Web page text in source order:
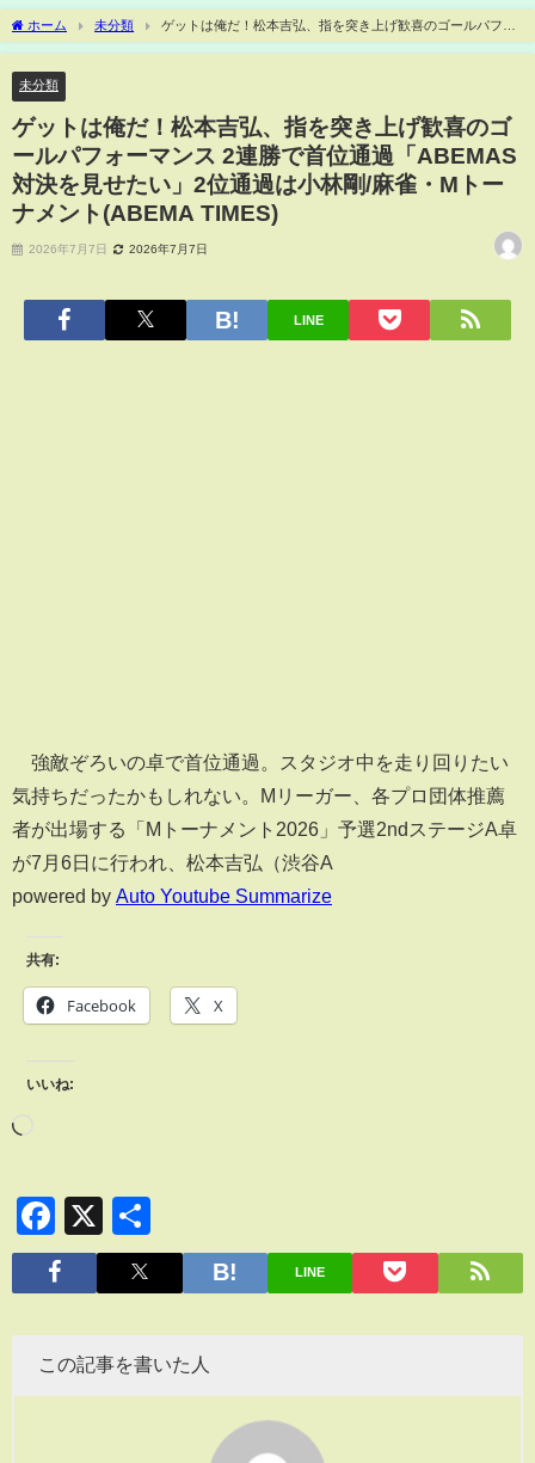
ホーム 未分類
ゲットは俺だ！松本吉弘、指を突き上げ歓喜のゴールパフォ
ーマンス 2連勝で首位通過「ABEMAS対決を見せたい」2位通過は小林剛/麻雀・Mトー
未分類
ゲットは俺だ！松本吉弘、指を突き上げ歓喜のゴ
ールパフォーマンス 2連勝で首位通過「ABEMAS
対決を見せたい」2位通過は小林剛/麻雀・Mトー
ナメント(ABEMA TIMES)
2026年7月7日 2026年7月7日
LINE
強敵ぞろいの卓で首位通過。スタジオ中を走り回りたい
気持ちだったかもしれない。Mリーガー、各プロ団体推薦
者が出場する「Mトーナメント2026」予選2ndステージA卓
が7月6日に行われ、松本吉弘（渋谷A
powered by Auto Youtube Summarize
共有:
Facebook X
いいね:
Facebook
X
有
LINE
この記事を書いた人